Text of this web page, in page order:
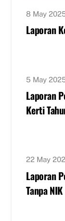
8 May
Laporan
5 May
Laporan
Kerti
22 May
Laporan
Tanpa NIK